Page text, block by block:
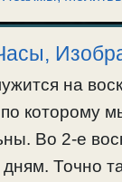
и также с
на
которому
Во 2-е
Точно